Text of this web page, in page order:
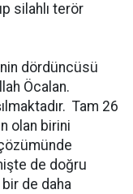
silahlı terör
dördüncüsü
Öcalan.
Tam 26
olan birini
de doğru
de daha